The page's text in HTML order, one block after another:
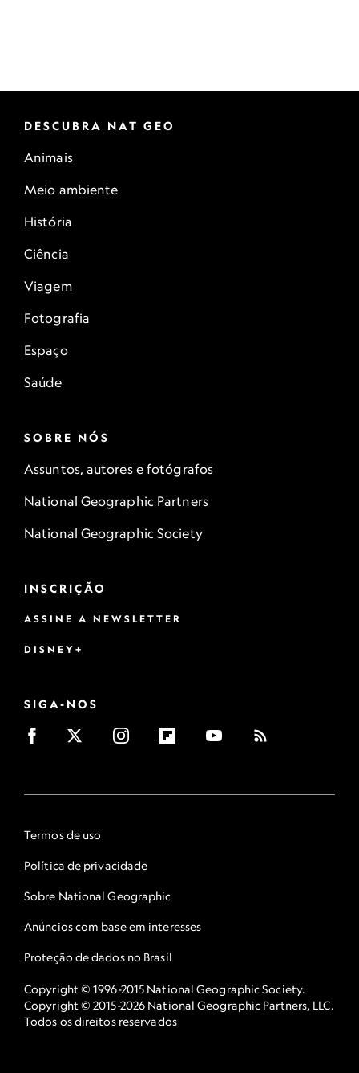
DESCUBRA NAT GEO
Animais
Meio ambiente
História
Ciência
Viagem
Fotografia
Espaço
Saúde
SOBRE NÓS
Assuntos, autores e fotógrafos
National Geographic Partners
National Geographic Society
INSCRIÇÃO
ASSINE A NEWSLETTER
DISNEY+
SIGA-NOS
Termos de uso
Política de privacidade
Sobre National Geographic
Anúncios com base em interesses
Proteção de dados no Brasil
Copyright © 1996-2015 National Geographic Society.
Copyright © 2015-2026 National Geographic Partners, LLC.
Todos os direitos reservados